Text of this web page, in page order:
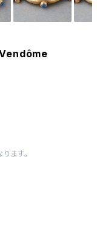
ます。